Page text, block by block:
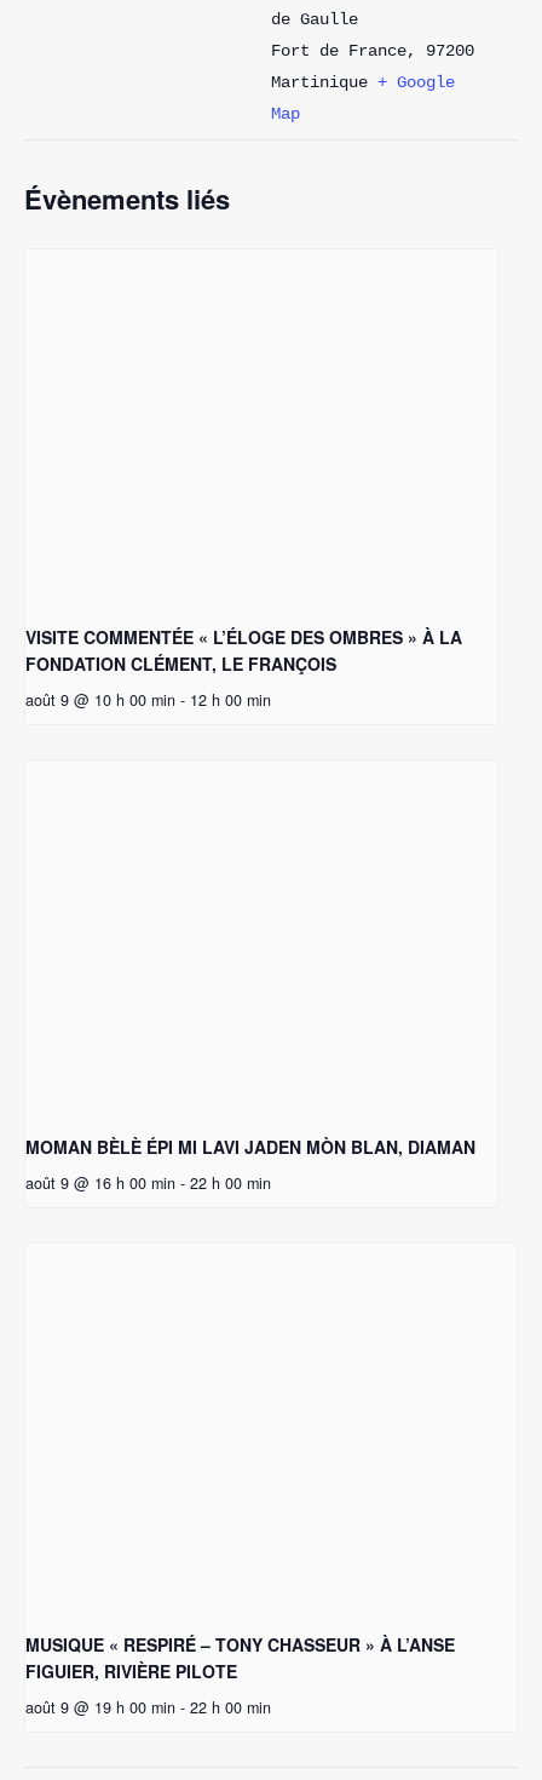
de Gaulle
Fort de France,
97200
Martinique + Google
Map
Évènements liés
VISITE COMMENTÉE « L’ÉLOGE DES OMBRES » À LA
FONDATION CLÉMENT, LE FRANÇOIS
août 9 @ 10 h 00 min - 12 h 00 min
MOMAN BÈLÈ ÉPI MI LAVI JADEN MÒN BLAN, DIAMAN
août 9 @ 16 h 00 min - 22 h 00 min
MUSIQUE « RESPIRÉ – TONY CHASSEUR » À L’ANSE
FIGUIER, RIVIÈRE PILOTE
août 9 @ 19 h 00 min - 22 h 00 min